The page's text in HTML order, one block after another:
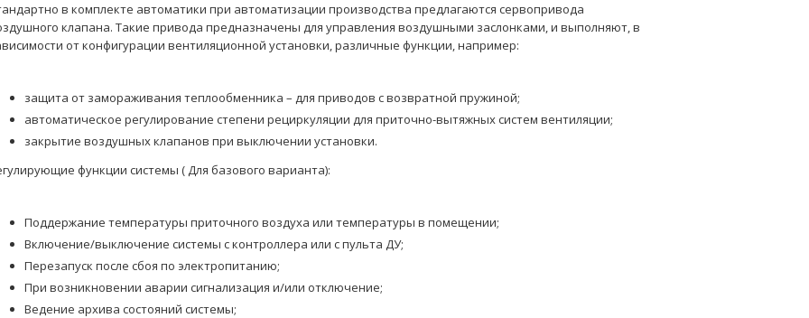
в комплекте автоматики при автоматизации производства предлагаются сервопривода
клапана. Такие привода предназначены для управления воздушными заслонками, и выполняют, в
от конфигурации вентиляционной установки, различные функции, например:
защита от замораживания теплообменника – для приводов с возвратной пружиной;
автоматическое регулирование степени рециркуляции для приточно-вытяжных систем вентиляции;
закрытие воздушных клапанов при выключении установки.
функции системы ( Для базового варианта):
Поддержание температуры приточного воздуха или температуры в помещении;
Включение/выключение системы с контроллера или c пульта ДУ;
Перезапуск после сбоя по электропитанию;
При возникновении аварии сигнализация и/или отключение;
Ведение архива состояний системы;